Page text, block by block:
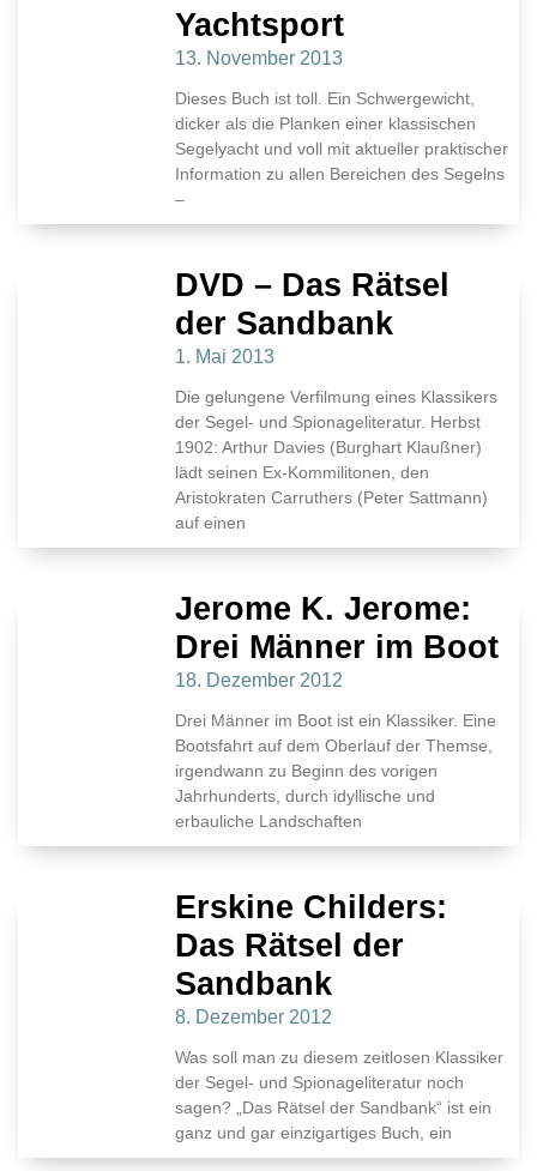
Yachtsport
13. November 2013
Dieses Buch ist toll. Ein Schwergewicht,
dicker als die Planken einer klassischen
Segelyacht und voll mit aktueller praktischer
Information zu allen Bereichen des Segelns
–
DVD – Das Rätsel
der Sandbank
1. Mai 2013
Die gelungene Verfilmung eines Klassikers
der Segel- und Spionageliteratur. Herbst
1902: Arthur Davies (Burghart Klaußner)
lädt seinen Ex-Kommilitonen, den
Aristokraten Carruthers (Peter Sattmann)
auf einen
Jerome K. Jerome:
Drei Männer im Boot
18. Dezember 2012
Drei Männer im Boot ist ein Klassiker. Eine
Bootsfahrt auf dem Oberlauf der Themse,
irgendwann zu Beginn des vorigen
Jahrhunderts, durch idyllische und
erbauliche Landschaften
Erskine Childers:
Das Rätsel der
Sandbank
8. Dezember 2012
Was soll man zu diesem zeitlosen Klassiker
der Segel- und Spionageliteratur noch
sagen? „Das Rätsel der Sandbank“ ist ein
ganz und gar einzigartiges Buch, ein